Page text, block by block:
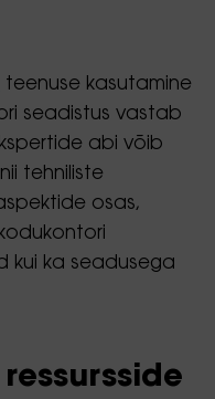
teenuse kasutamine
seadistus vastab
abi võib
tehniliste
osas,
kui ka seadusega